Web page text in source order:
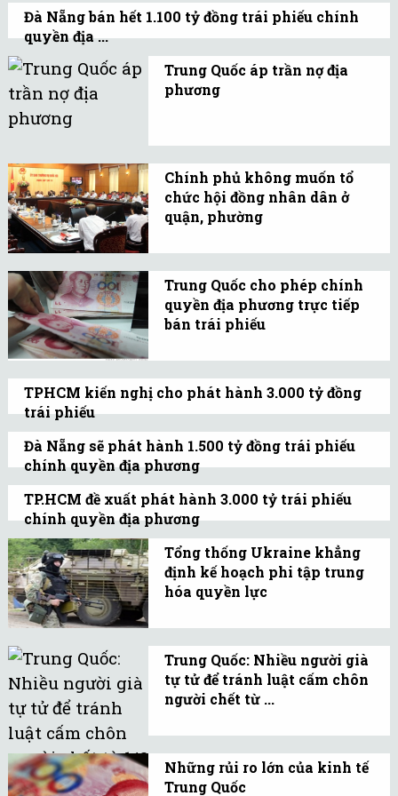
đó có việc điều chỉnh
nhân sự cấp cao.
Đà Nẵng bán hết 1.100 tỷ đồng trái phiếu chính
quyền địa ...
Lãi suất trúng thầu là 5,6%/năm, cao hơn
0,55% lãi suất trúng thầu trái phiếu Chính
phủ do Kho bạc Nhà nước phát hành gần
Trung Quốc áp trần nợ địa
phương
kế hoạch áp trần đối với
hoạt động vay nợ của các
chính quyền địa phương.
Chính phủ không muốn tổ
chức hội đồng nhân dân ở
quận, phường
đề ở địa phương do hội
đồng nhân dân thành
phố, thị xã đảm nhiệm.
Trung Quốc cho phép chính
quyền địa phương trực tiếp
bán trái phiếu
của chính sách này là
khoản vay nặng lãi.
TPHCM kiến nghị cho phát hành 3.000 tỷ đồng
trái phiếu
Thời gian phát hành gồm 2 đợt, mỗi đợt
1.500 tỷ đồng. Đợt 1 vào cuối tháng 8 hoặc
đầu tháng 9. Đợt 2 vào cuối tháng 9 hoặc
đầu tháng 10.
Đà Nẵng sẽ phát hành 1.500 tỷ đồng trái phiếu
chính quyền địa phương
HĐND thành phố Đà Nẵng vừa chính thức
thông qua đề án phát hành 1.500 tỷ đồng
trái phiếu.
TP.HCM đề xuất phát hành 3.000 tỷ trái phiếu
chính quyền địa phương
Nguồn vốn thanh toán nợ gốc và lãi trái
phiếu được đảm bảo từ nguồn ngân sách
thành phố.
Tổng thống Ukraine khẳng
định kế hoạch phi tập trung
hóa quyền lực
Poroshenko đã công bố
một kế hoạch phi tập
trung hóa quyền lãnh
đạo đất nước.
Trung Quốc: Nhiều người già
tự tử để tránh luật cấm chôn
người chết từ ...
Quốc tự vẫn trong vài
Những rủi ro lớn của kinh tế
Trung Quốc